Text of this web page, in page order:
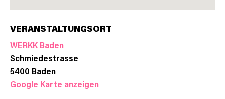
VERANSTALTUNGSORT
WERKK Baden
Schmiedestrasse
5400 Baden
Google Karte anzeigen